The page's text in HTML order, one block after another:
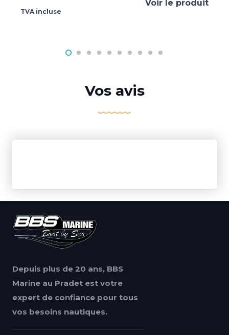
TVA incluse
Voir le produit
Vos avis
Depuis plus de 20 ans, BBS
Marine au Pradet est votre
expert de confiance pour tous
vos besoins nautiques.